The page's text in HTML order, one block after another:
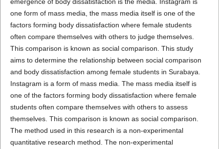
one form of mass media, the mass media itself is one of the
factors forming body dissatisfaction where female students
often compare themselves with others to judge themselves.
This comparison is known as social comparison. This study
aims to determine the relationship between social comparison
and body dissatisfaction among female students in Surabaya.
Instagram is a form of mass media. The mass media itself is
one of the factors forming body dissatisfaction where female
students often compare themselves with others to assess
themselves. This comparison is known as social comparison.
The method used in this research is a non-experimental
quantitative research method. The non-experimental